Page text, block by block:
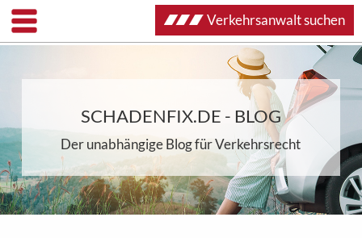
SCHADENFIX.DE - BLOG
Der unabhängige Blog für Verkehrsrecht
Verkehrsanwalt suchen